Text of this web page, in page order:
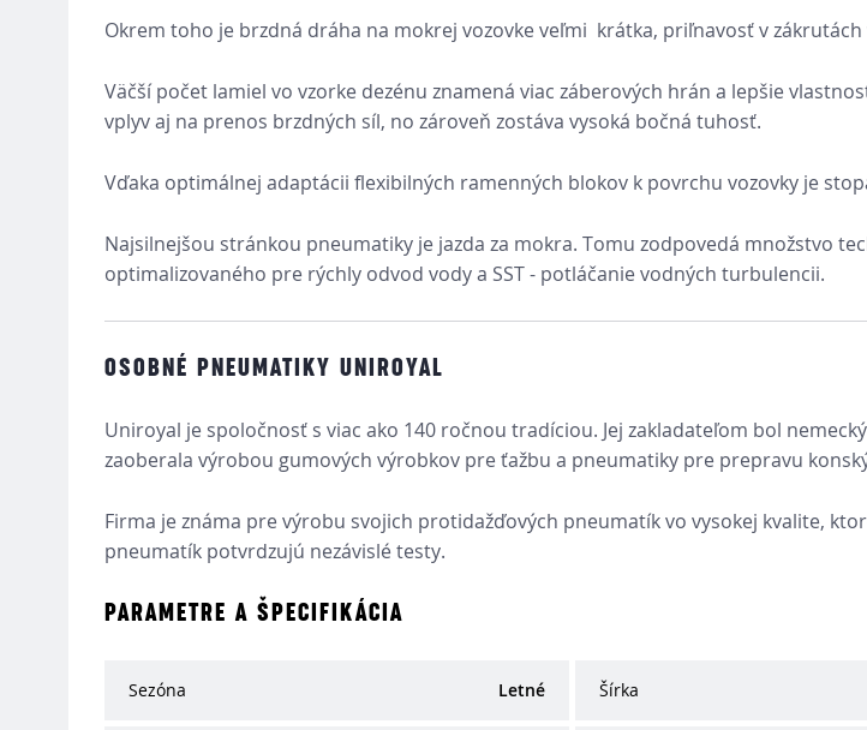
Okrem toho je brzdná dráha na mokrej vozovke veľmi krátka, priľnavosť v
Väčší počet lamiel vo vzorke dezénu znamená viac záberových hrán a lepšie
vplyv aj na prenos brzdných síl, no zároveň zostáva vysoká bočná tuhosť.
Vďaka optimálnej adaptácii flexibilných ramenných blokov k povrchu vozovky je
Najsilnejšou stránkou pneumatiky je jazda za mokra. Tomu zodpovedá množstvo
optimalizovaného pre rýchly odvod vody a SST - potláčanie vodných turbulencii.
OSOBNÉ PNEUMATIKY UNIROYAL
Uniroyal je spoločnosť s viac ako 140 ročnou tradíciou. Jej zakladateľom bol
zaoberala výrobou gumových výrobkov pre ťažbu a pneumatiky pre prepravu
Firma je známa pre výrobu svojich protidažďových pneumatík vo vysokej kvalite,
pneumatík potvrdzujú nezávislé testy.
PARAMETRE A ŠPECIFIKÁCIA
Sezóna Letné Šírka